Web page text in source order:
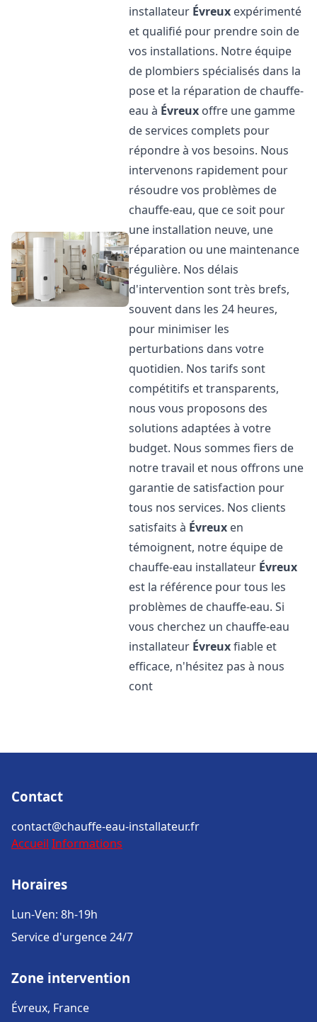
installateur Évreux expérimenté
et qualifié pour prendre soin de
vos installations. Notre équipe
de plombiers spécialisés dans la
pose et la réparation de chauffe-
eau à Évreux offre une gamme
de services complets pour
répondre à vos besoins. Nous
intervenons rapidement pour
résoudre vos problèmes de
chauffe-eau, que ce soit pour
une installation neuve, une
réparation ou une maintenance
régulière. Nos délais
d'intervention sont très brefs,
souvent dans les 24 heures,
pour minimiser les
perturbations dans votre
quotidien. Nos tarifs sont
compétitifs et transparents,
nous vous proposons des
solutions adaptées à votre
budget. Nous sommes fiers de
notre travail et nous offrons une
garantie de satisfaction pour
tous nos services. Nos clients
satisfaits à Évreux en
témoignent, notre équipe de
chauffe-eau installateur Évreux
est la référence pour tous les
problèmes de chauffe-eau. Si
vous cherchez un chauffe-eau
installateur Évreuxfiable et
efficace, n'hésitez pas à nous
cont
Contact
contact@chauffe-eau-installateur.fr
Accueil Informations
Horaires
Lun-Ven: 8h-19h
Service d'urgence 24/7
Zone intervention
Évreux, France